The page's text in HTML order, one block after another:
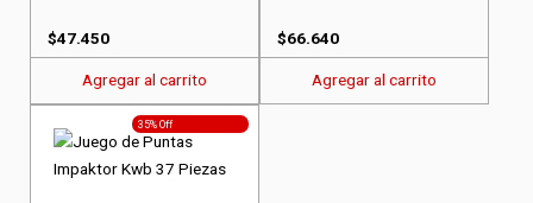
$47.450
Agregar al carrito
$66.640
Agregar al carrito
35% Off